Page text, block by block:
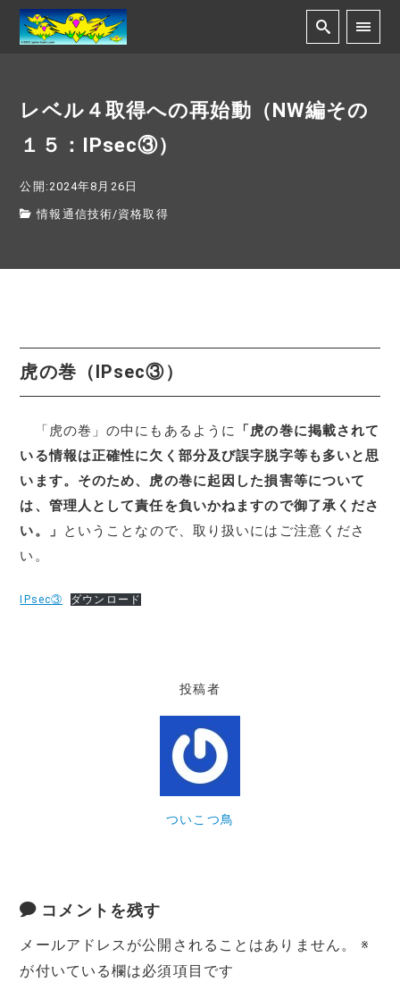
レベル４取得への再始動（NW編その
１５：IPsec③）
公開:2024年8月26日
情報通信技術/資格取得
虎の巻（IPsec③）
「虎の巻」の中にもあるように
「虎の巻に掲載されて
いる情報は正確性に欠く部分及び誤字脱字等も多いと思
います。そのため、虎の巻に起因した損害等について
は、管理人として責任を負いかねますので御了承くださ
い。」
ということなので、取り扱いにはご注意くださ
い。
IPsec③ ダウンロード
投稿者
ついこつ鳥
コメントを残す
メールアドレスが公開されることはありません。
※
が付いている欄は必須項目です